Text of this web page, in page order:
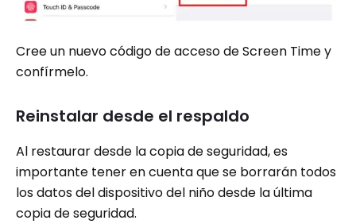
Cree un nuevo código de acceso de Screen Time y
confírmelo.
Reinstalar desde el respaldo
Al restaurar desde la copia de seguridad, es
importante tener en cuenta que se borrarán todos
los datos del dispositivo del niño desde la última
copia de seguridad.